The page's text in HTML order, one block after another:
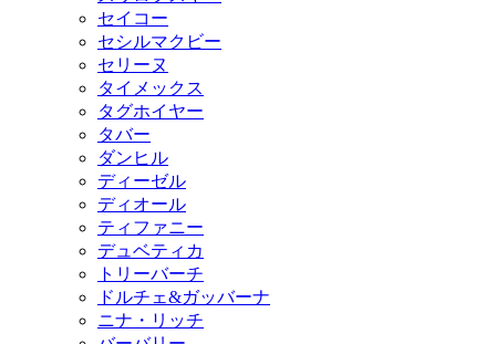
セイコー
セシルマクビー
セリーヌ
タイメックス
タグホイヤー
タバー
ダンヒル
ディーゼル
ディオール
ティファニー
デュベティカ
トリーバーチ
ドルチェ&ガッバーナ
ニナ・リッチ